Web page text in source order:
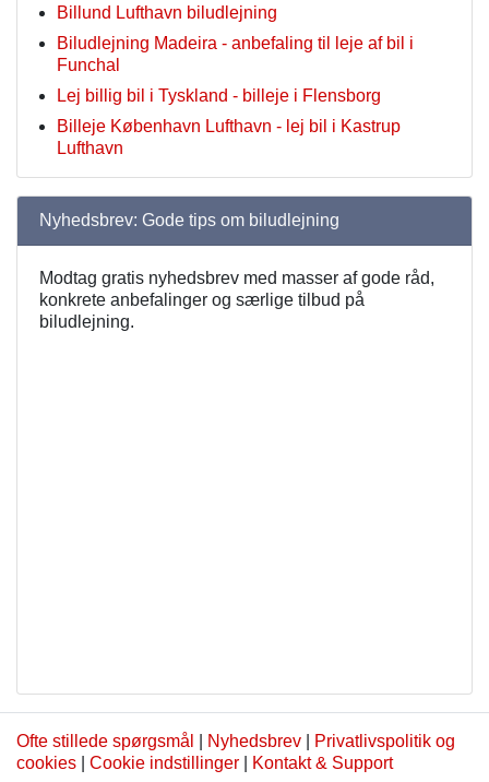
Billund Lufthavn biludlejning
Biludlejning Madeira - anbefaling til leje af bil i
Funchal
Lej billig bil i Tyskland - billeje i Flensborg
Billeje København Lufthavn - lej bil i Kastrup
Lufthavn
Nyhedsbrev: Gode tips om biludlejning
Modtag gratis nyhedsbrev med masser af gode råd,
konkrete anbefalinger og særlige tilbud på
biludlejning.
Ofte stillede spørgsmål Nyhedsbrev
Privatlivspolitik og
cookies
Cookie indstillinger Kontakt & Support